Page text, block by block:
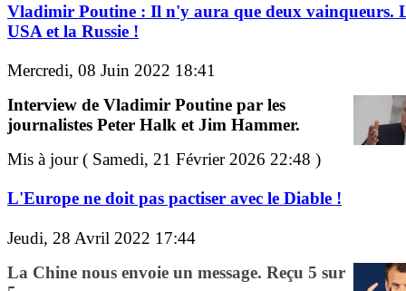
Vladimir Poutine : Il n'y aura que deux vainqueurs.
USA et la Russie !
Mercredi, 08 Juin 2022 18:41
Interview de Vladimir Poutine par les
journalistes Peter Halk et Jim Hammer.
Mis à jour ( Samedi, 21 Février 2026 22:48 )
L'Europe ne doit pas pactiser avec le Diable !
Jeudi, 28 Avril 2022 17:44
La Chine nous envoie un message. Reçu 5 sur